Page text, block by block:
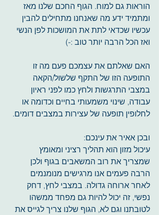
הוראות גם למוח. הגוף החכם שלנו מאז
ומתמיד ידע מה שאנחנו מתחילים להבין
עכשיו שכדאי לתת את המושכות לפן הנשי
ואז הכל הרבה יותר טוב :-)
האם שאלתם את עצמכם פעם מה זו
התופעה הזו של התקף שלשול/הקאה
במצבי התרגשות ולחץ כמו לפני ראיון
עבודה, שינוי משמעותי בחיים וכדומה או
לחלופין תופעה של עצירות במצבים דומים.
ובכן אאיר את עינכם:
עיכול מזון הוא תהליך רציני ומאומץ
שמצריך את רוב המשאבים בגוף ולכן
הרבה פעמים אנו מרגישים מנומנמים
לאחר ארוחה גדולה. במצבי לחץ, דחק
נפשי, זה יכול להיות גם מפחד ממשהו
לטובתנו וגם לא, הגוף שלנו צריך לגייס את